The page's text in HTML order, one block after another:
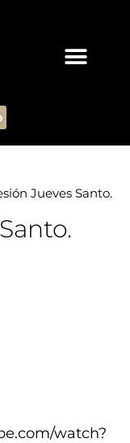
Jueves Santo.
watch?